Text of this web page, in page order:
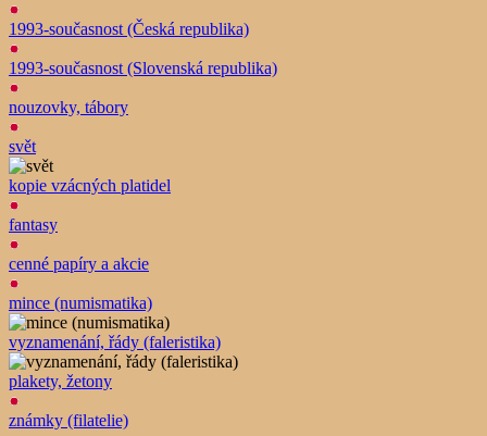
1993-současnost (Česká republika)
1993-současnost (Slovenská republika)
nouzovky, tábory
svět
kopie vzácných platidel
fantasy
cenné papíry a akcie
mince (numismatika)
vyznamenání, řády (faleristika)
plakety, žetony
známky (filatelie)